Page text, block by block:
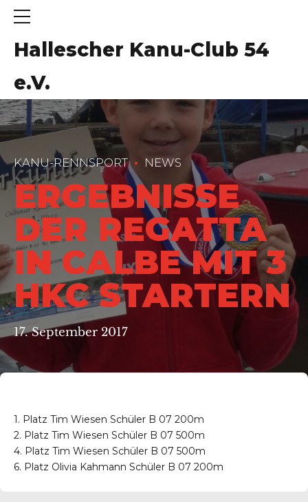
Hallescher Kanu-Club 54
e.V.
KANU-RENNSPORT NEWS
ERGEBNISSE
DER REGATTA
IN CALBE MIT 3
HKC STARTERN
17. September 2017
1. Platz Tim Wiesen Schüler B 07 200m
2. Platz Tim Wiesen Schüler B 07 500m
4. Platz Tim Wiesen Schüler B 07 500m
6. Platz Olivia Kahmann Schüler B 07 200m